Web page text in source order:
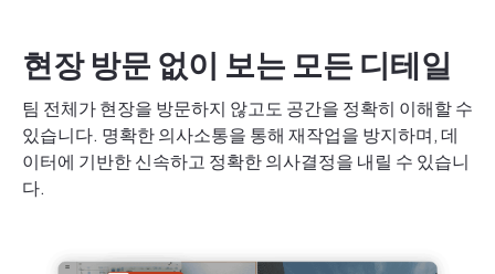
현장 방문 없이 보는 모든 디테일
팀 전체가 현장을 방문하지 않고도 공간을 정확히 이해할 수
있습니다. 명확한 의사소통을 통해 재작업을 방지하며, 데
이터에 기반한 신속하고 정확한 의사결정을 내릴 수 있습니
다.